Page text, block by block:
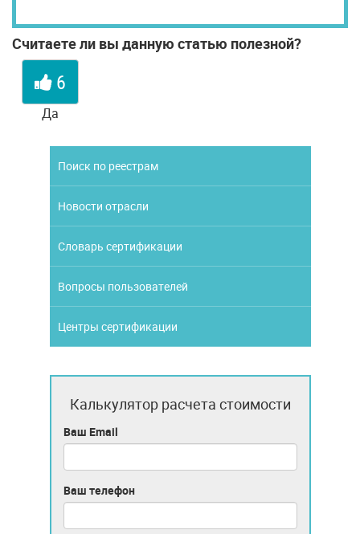
Считаете ли вы данную статью полезной?
6
Да
Поиск по реестрам
Новости отрасли
Словарь сертификации
Вопросы пользователей
Центры сертификации
Калькулятор расчета стоимости
Ваш Email
Ваш телефон